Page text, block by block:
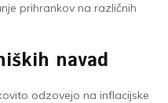
prihrankov na različnih
navad
odzovejo na inflacijske